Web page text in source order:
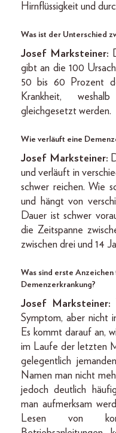
Hirnflüssigkeit und
Was ist der Unterschied
Josef Marksteiner:
gibt an die 100
50 bis 60 Prozent
Krankheit,
gleichgesetzt werden.
Wie verläuft eine
Josef Marksteiner:
und verläuft in
schwer reichen. Wie
und hängt von
Dauer ist schwer
die Zeitspanne
zwischen drei und 14
Was sind erste
Demenzerkrankung?
Josef Marksteiner:
Symptom, aber nicht
Es kommt darauf an,
im Laufe der letzten
gelegentlich
Namen man nicht
jedoch deutlich
man aufmerksam
Lesen von